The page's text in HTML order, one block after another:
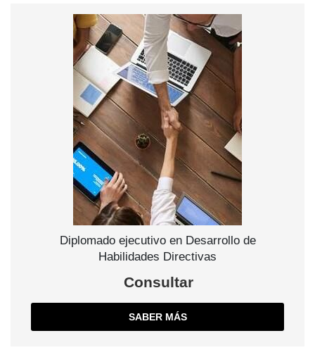
Diplomado ejecutivo en Desarrollo de
Habilidades Directivas
Consultar
SABER MÁS